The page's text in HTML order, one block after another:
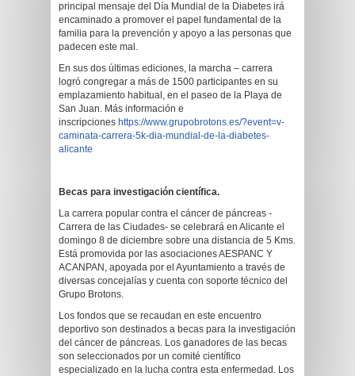
principal mensaje del Día Mundial de la Diabetes irá
encaminado a promover el papel fundamental de la
familia para la prevención y apoyo a las personas que
padecen este mal.
En sus dos últimas ediciones, la marcha – carrera
logró congregar a más de 1500 participantes en su
emplazamiento habitual, en el paseo de la Playa de
San Juan. Más información e
inscripciones https://www.grupobrotons.es/?event=v-
caminata-carrera-5k-dia-mundial-de-la-diabetes-
alicante
Becas para investigación científica.
La carrera popular contra el cáncer de páncreas -
Carrera de las Ciudades- se celebrará en Alicante el
domingo 8 de diciembre sobre una distancia de 5 Kms.
Está promovida por las asociaciones AESPANC Y
ACANPAN, apoyada por el Ayuntamiento a través de
diversas concejalías y cuenta con soporte técnico del
Grupo Brotons.
Los fondos que se recaudan en este encuentro
deportivo son destinados a becas para la investigación
del cáncer de páncreas. Los ganadores de las becas
son seleccionados por un comité científico
especializado en la lucha contra esta enfermedad. Los